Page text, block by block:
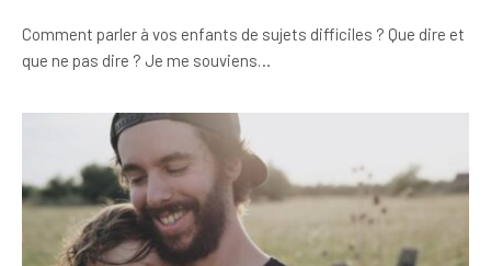
Comment parler à vos enfants de sujets difficiles ? Que dire et
que ne pas dire ? Je me souviens…